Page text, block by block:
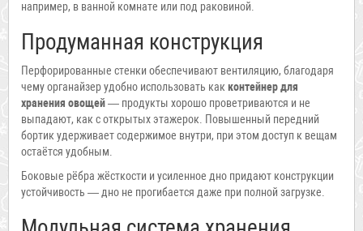
например, в ванной комнате или под раковиной.
Продуманная конструкция
Перфорированные стенки обеспечивают вентиляцию, благодаря
чему органайзер удобно использовать как контейнер для
хранения овощей— продукты хорошо проветриваются и не
выпадают, как с открытых этажерок. Повышенный передний
бортик удерживает содержимое внутри, при этом доступ к вещам
остаётся удобным.
Боковые рёбра жёсткости и усиленное дно придают конструкции
устойчивость — дно не прогибается даже при полной загрузке.